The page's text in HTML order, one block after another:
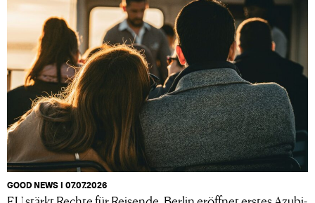
GOOD NEWS I 07.07.2026